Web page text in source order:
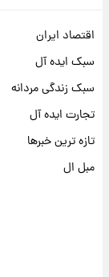
اقتصاد ایران
سبک ایده آل
سبک زندگی مردانه
تجارت ایده آل
تازه ترین خبرها
مبل ال